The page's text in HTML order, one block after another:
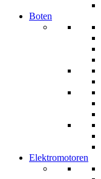
Boten
Elektromotoren